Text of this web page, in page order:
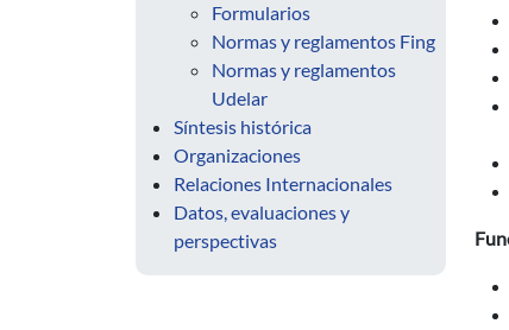
Formularios
Normas y reglamentos Fing
Normas y reglamentos
Udelar
Síntesis histórica
Organizaciones
Relaciones Internacionales
Datos, evaluaciones y
perspectivas